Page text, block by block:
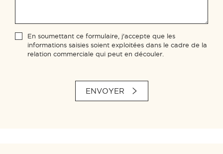
En soumettant ce formulaire, j'accepte que les
informations saisies soient exploitées dans le cadre de la
relation commerciale qui peut en découler.
ENVOYER